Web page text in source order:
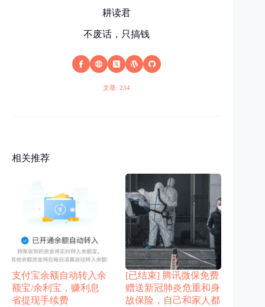
耕读君
不废话，只搞钱
文章: 234
相关推荐
支付宝余额自动转入余
额宝/余利宝，赚利息
省提现手续费
[已结束] 腾讯微保免费
赠送新冠肺炎危重和身
故保险，自己和家人都